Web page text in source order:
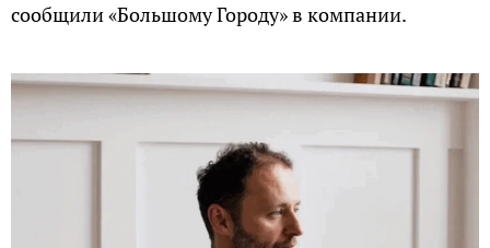
сообщили «Большому Городу» в компании.